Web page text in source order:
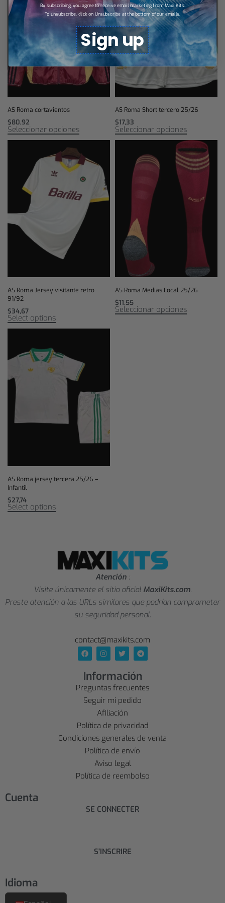
AS Roma cortavientos
$80,92
Seleccionar opciones
AS Roma Short tercero 25/26
$17,33
Seleccionar opciones
AS Roma Jersey visitante retro
91/92
$34,67
Select options
AS Roma Medias Local 25/26
$11,55
Seleccionar opciones
AS Roma jersey tercera 25/26 –
Infantil
$27,74
Select options
Atención :
Visite únicamente el sitio oficial MaxiKits.com.
Preste atención a las URLs similares que podrían comprometer
su seguridad personal.
contact@maxikits.com
Información
Preguntas frecuentes
Seguir mi pedido
Afiliación
Política de privacidad
Condiciones generales de venta
Política de envío
Aviso legal
Política de reembolso
Cuenta
SE CONNECTER
S'INSCRIRE
Idioma
By subscribing, you agree to receive email marketing from Maxi Kits.
To unsubscribe, click on Unsubscribe at the bottom of our emails.
Sign up